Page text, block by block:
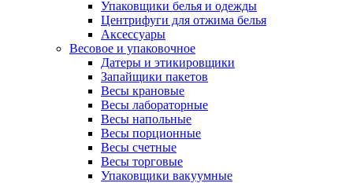
Упаковщики белья и одежды
Центрифуги для отжима белья
Аксессуары
Весовое и упаковочное
Датеры и этикировщики
Запайщики пакетов
Весы крановые
Весы лабораторные
Весы напольные
Весы порционные
Весы счетные
Весы торговые
Упаковщики вакуумные